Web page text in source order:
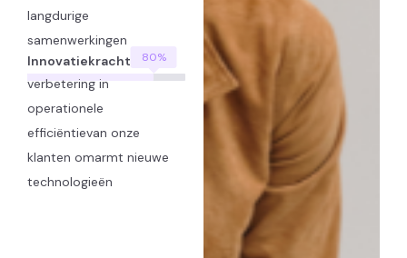
langdurige
samenwerkingen
Innovatiekracht
80%
verbetering in
operationele
efficiëntievan onze
klanten omarmt nieuwe
technologieën